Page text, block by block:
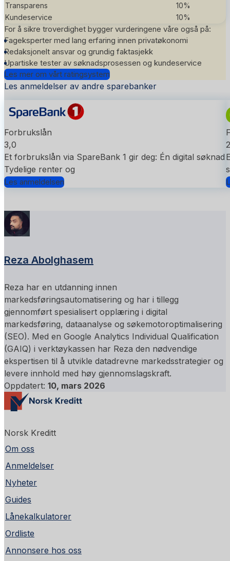
Transparens
10%
Kundeservice
10%
For å sikre troverdighet bygger vurderingene våre også på:
Fageksperter med lang erfaring innen privatøkonomi
Redaksjonelt ansvar og grundig faktasjekk
Upartiske tester av søknadsprosessen og kundeservice
Les mer om vårt ratingsystem
Les anmeldelser av andre sparebanker
Forbrukslån
3,0
Et forbrukslån via SpareBank 1 gir deg: Én digital søknad
Tydelige renter og
Les anmeldelsen
Reza Abolghasem
Reza har en utdanning innen
markedsføringsautomatisering og har i tillegg
gjennomført spesialisert opplæring i digital
markedsføring, dataanalyse og søkemotoroptimalisering
(SEO). Med en Google Analytics Individual Qualification
(GAIQ) i verktøykassen har Reza den nødvendige
ekspertisen til å utvikle datadrevne markedsstrategier og
levere innhold med høy gjennomslagskraft.
Oppdatert: 10, mars 2026
Norsk Kreditt
Om oss
Anmeldelser
Nyheter
Guides
Lånekalkulatorer
Ordliste
Annonsere hos oss